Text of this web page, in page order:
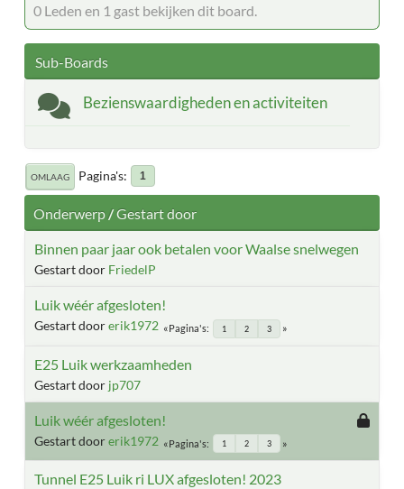
0 Leden en 1 gast bekijken dit board.
Sub-Boards
Bezienswaardigheden en activiteiten
OMLAAG Pagina's 1
Onderwerp/Gestart door
Binnen paar jaar ook betalen voor Waalse snelwegen
Gestart door FriedelP
Luik wéér afgesloten!
Gestart doorerik1972 Pagina's 1 2 3
E25 Luik werkzaamheden
Gestart door jp707
Luik wéér afgesloten!
Gestart doorerik1972 Pagina's 1 2 3
Tunnel E25 Luik ri LUX afgesloten! 2023